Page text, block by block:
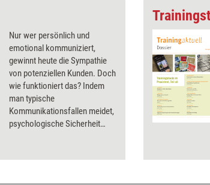
Nur wer persönlich und
emotional kommuniziert,
gewinnt heute die Sympathie
von potenziellen Kunden. Doch
wie funktioniert das? Indem
man typische
Kommunikationsfallen meidet,
psychologische Sicherheit
Marketingexpertin Kerstin Boll